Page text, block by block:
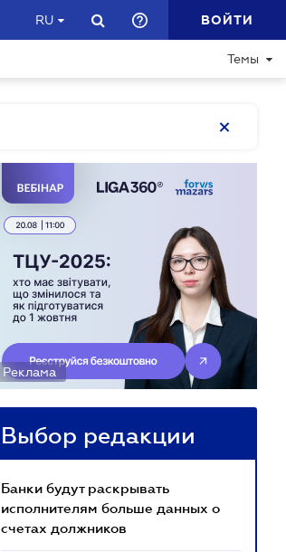
RU ВОЙТИ
Темы
Реклама
Выбор редакции
Банки будут раскрывать
исполнителям больше данных о
счетах должников